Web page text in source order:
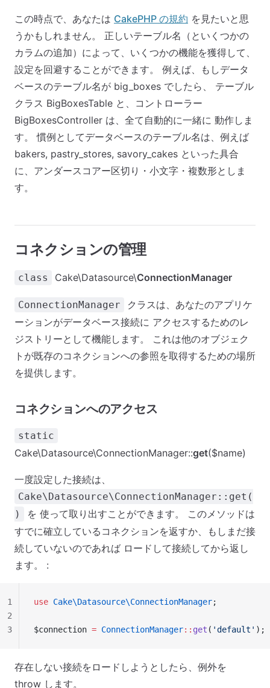
この時点で、あなたは CakePHP の規約 を見たいと思
うかもしれません。 正しいテーブル名（といくつかの
カラムの追加）によって、いくつかの機能を獲得して、
設定を回避することができます。 例えば、もしデータ
ベースのテーブル名が big_boxes でしたら、 テーブル
クラス BigBoxesTable と、コントローラー
BigBoxesController は、全て自動的に一緒に 動作しま
す。 慣例としてデータベースのテーブル名は、例えば
bakers, pastry_stores, savory_cakes といった具合
に、アンダースコアー区切り・小文字・複数形としま
す。
コネクションの管理
class Cake\Datasource\ConnectionManager
ConnectionManager
クラスは、あなたのアプリケ
ーションがデータベース接続に アクセスするためのレ
ジストリーとして機能します。 これは他のオブジェク
トが既存のコネクションへの参照を取得するための場所
を提供します。
コネクションへのアクセス
static
Cake\Datasource\ConnectionManager::get($name)
一度設定した接続は、
Cake\Datasource\ConnectionManager::get(
)
を 使って取り出すことができます。 このメソッドは
すでに確立しているコネクションを返すか、もしまだ接
続していないのであれば ロードして接続してから返し
ます。 :
use Cake\Datasource\ConnectionManager;
$connection = ConnectionManager:: get ( 'default' );
1
2
3
存在しない接続をロードしようとしたら、例外を
throw します。